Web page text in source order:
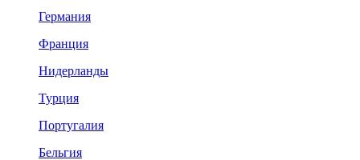
Германия
Франция
Нидерланды
Турция
Португалия
Бельгия